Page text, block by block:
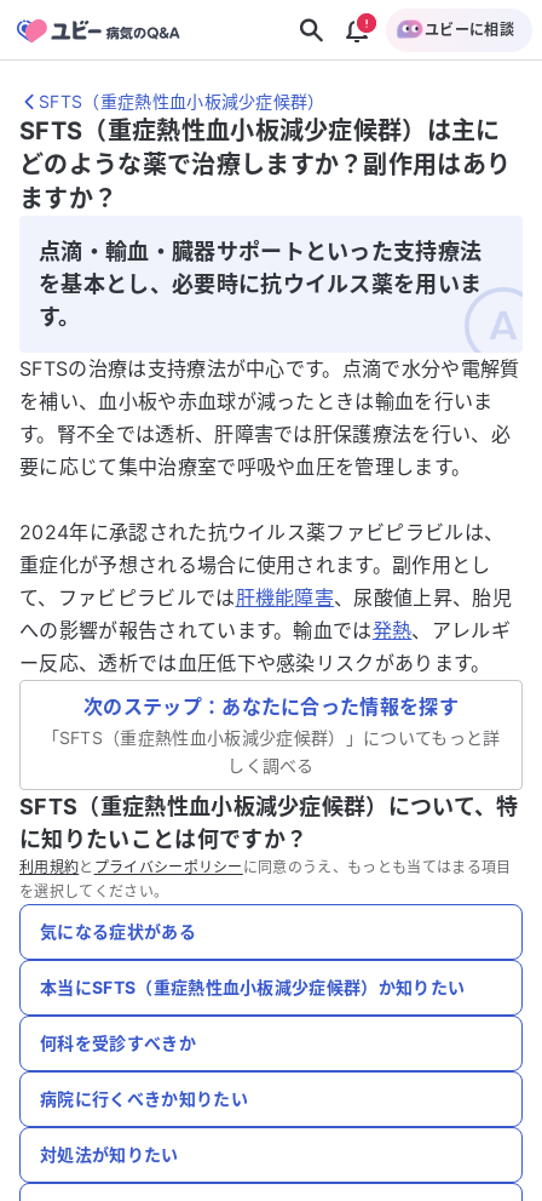
ユビーに相談
SFTS（重症熱性血小板減少症候群）
SFTS（重症熱性血小板減少症候群）は主に
どのような薬で治療しますか？副作用はあり
ますか？
点滴・輸血・臓器サポートといった支持療法
を基本とし、必要時に抗ウイルス薬を用いま
す。
SFTSの治療は支持療法が中心です。点滴で水分や電解質
を補い、血小板や赤血球が減ったときは輸血を行いま
す。腎不全では透析、肝障害では肝保護療法を行い、必
要に応じて集中治療室で呼吸や血圧を管理します。
2024年に承認された抗ウイルス薬ファビピラビルは、
重症化が予想される場合に使用されます。副作用とし
て、ファビピラビルでは肝機能障害、尿酸値上昇、胎児
への影響が報告されています。輸血では発熱、アレルギ
ー反応、透析では血圧低下や感染リスクがあります。
次のステップ：あなたに合った情報を探す
「SFTS（重症熱性血小板減少症候群）
」についてもっと詳
しく調べる
SFTS（重症熱性血小板減少症候群）について、特
に知りたいことは何ですか？
利用規約と プライバシーポリシー に同意のうえ、もっとも当てはまる項目
を選択してください。
気になる症状がある
本当にSFTS（重症熱性血小板減少症候群）か知りたい
何科を受診すべきか
病院に行くべきか知りたい
対処法が知りたい